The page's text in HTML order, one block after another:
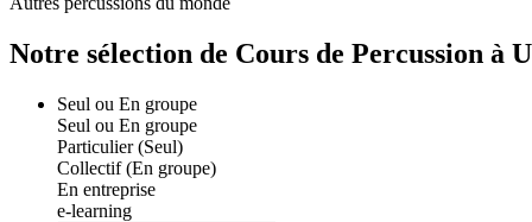
Notre sélection de Cours de Percussion à
Seul ou En groupe
Seul ou En groupe
Particulier (Seul)
Collectif (En groupe)
En entreprise
e-learning